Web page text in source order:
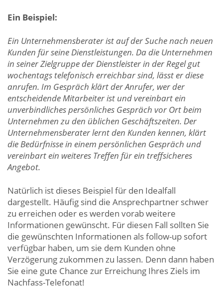
Ein Beispiel:
Ein Unternehmensberater ist auf der Suche nach neuen
Kunden für seine Dienstleistungen. Da die Unternehmen
in seiner Zielgruppe der Dienstleister in der Regel gut
wochentags telefonisch erreichbar sind, lässt er diese
anrufen. Im Gespräch klärt der Anrufer, wer der
entscheidende Mitarbeiter ist und vereinbart ein
unverbindliches persönliches Gespräch vor Ort beim
Unternehmen zu den üblichen Geschäftszeiten. Der
Unternehmensberater lernt den Kunden kennen, klärt
die Bedürfnisse in einem persönlichen Gespräch und
vereinbart ein weiteres Treffen für ein treffsicheres
Angebot.
Natürlich ist dieses Beispiel für den Idealfall
dargestellt. Häufig sind die Ansprechpartner schwer
zu erreichen oder es werden vorab weitere
Informationen gewünscht. Für diesen Fall sollten Sie
die gewünschten Informationen als follow-up sofort
verfügbar haben, um sie dem Kunden ohne
Verzögerung zukommen zu lassen. Denn dann haben
Sie eine gute Chance zur Erreichung Ihres Ziels im
Nachfass-Telefonat!